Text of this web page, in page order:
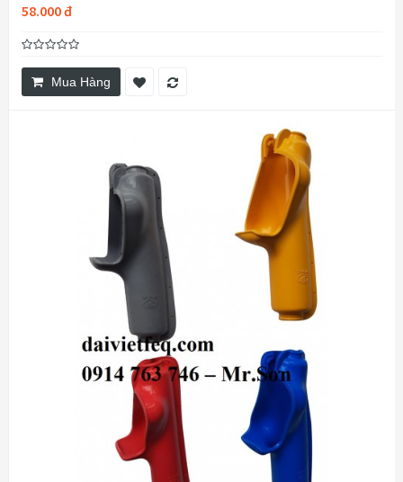
58.000 đ
Mua Hàng